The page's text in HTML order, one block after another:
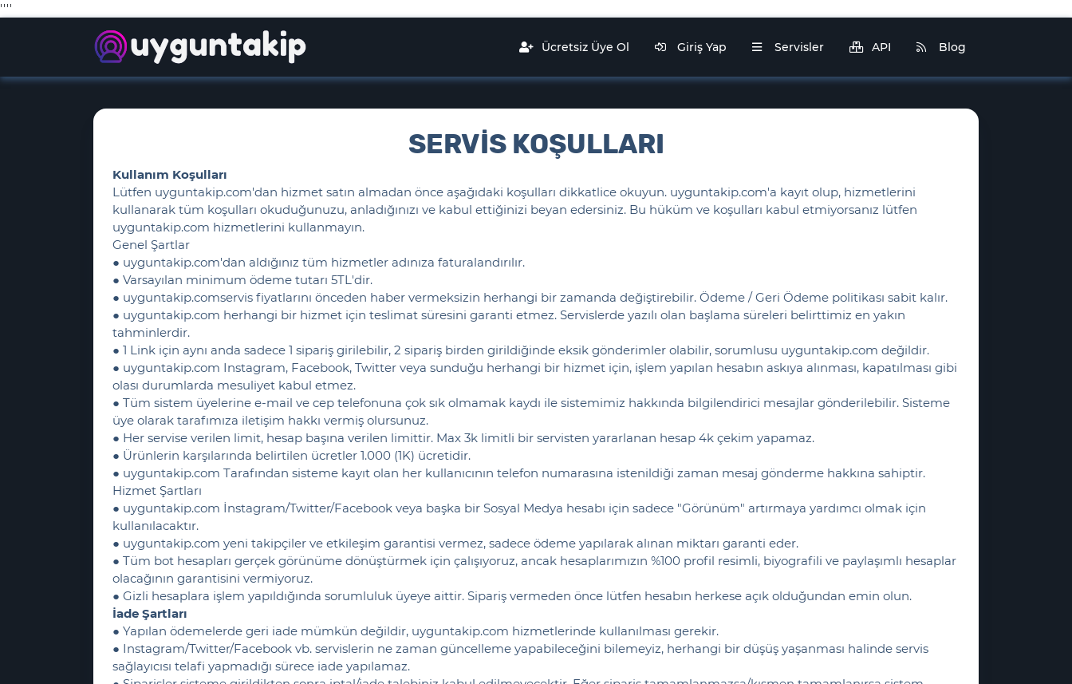
''''
Ücretsiz Üye Ol Giriş Yap Servisler API Blog
SERVİS KOŞULLARI
Kullanım Koşulları
Lütfen uyguntakip.com'dan hizmet satın almadan önce aşağıdaki koşulları dikkatlice okuyun. uyguntakip.com'a kayıt olup, hizmetlerini
kullanarak tüm koşulları okuduğunuzu, anladığınızı ve kabul ettiğinizi beyan edersiniz. Bu hüküm ve koşulları kabul etmiyorsanız lütfen
uyguntakip.com hizmetlerini kullanmayın.
Genel Şartlar
● uyguntakip.com'dan aldığınız tüm hizmetler adınıza faturalandırılır.
● Varsayılan minimum ödeme tutarı 5TL'dir.
● uyguntakip.comservis fiyatlarını önceden haber vermeksizin herhangi bir zamanda değiştirebilir. Ödeme / Geri Ödeme politikası sabit kalır.
● uyguntakip.com herhangi bir hizmet için teslimat süresini garanti etmez. Servislerde yazılı olan başlama süreleri belirttimiz en yakın
tahminlerdir.
● 1 Link için aynı anda sadece 1 sipariş girilebilir, 2 sipariş birden girildiğinde eksik gönderimler olabilir, sorumlusu uyguntakip.com değildir.
● uyguntakip.com Instagram, Facebook, Twitter veya sunduğu herhangi bir hizmet için, işlem yapılan hesabın askıya alınması, kapatılması gibi
olası durumlarda mesuliyet kabul etmez.
● Tüm sistem üyelerine e-mail ve cep telefonuna çok sık olmamak kaydı ile sistemimiz hakkında bilgilendirici mesajlar gönderilebilir. Sisteme
üye olarak tarafımıza iletişim hakkı vermiş olursunuz.
● Her servise verilen limit, hesap başına verilen limittir. Max 3k limitli bir servisten yararlanan hesap 4k çekim yapamaz.
● Ürünlerin karşılarında belirtilen ücretler 1.000 (1K) ücretidir.
● uyguntakip.com Tarafından sisteme kayıt olan her kullanıcının telefon numarasına istenildiği zaman mesaj gönderme hakkına sahiptir.
Hizmet Şartları
● uyguntakip.com İnstagram/Twitter/Facebook veya başka bir Sosyal Medya hesabı için sadece "Görünüm" artırmaya yardımcı olmak için
kullanılacaktır.
● uyguntakip.com yeni takipçiler ve etkileşim garantisi vermez, sadece ödeme yapılarak alınan miktarı garanti eder.
● Tüm bot hesapları gerçek görünüme dönüştürmek için çalışıyoruz, ancak hesaplarımızın %100 profil resimli, biyografili ve paylaşımlı hesaplar
olacağının garantisini vermiyoruz.
● Gizli hesaplara işlem yapıldığında sorumluluk üyeye aittir. Sipariş vermeden önce lütfen hesabın herkese açık olduğundan emin olun.
İade Şartları
● Yapılan ödemelerde geri iade mümkün değildir, uyguntakip.com hizmetlerinde kullanılması gerekir.
● Instagram/Twitter/Facebook vb. servislerin ne zaman güncelleme yapabileceğini bilemeyiz, herhangi bir düşüş yaşanması halinde servis
sağlayıcısı telafi yapmadığı sürece iade yapılamaz.